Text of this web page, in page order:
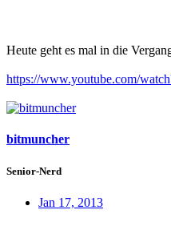
Heute geht es mal in die
https://www.youtube.com/
bitmuncher
Senior-Nerd
Jan 17, 2013